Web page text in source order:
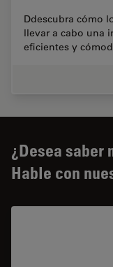
Ddescubra cómo
llevar a cabo una
eficientes y
¿Desea saber
Hable con